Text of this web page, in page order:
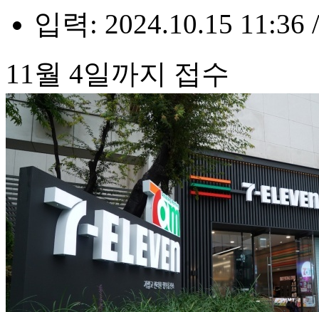
입력: 2024.10.15 11:36
11월 4일까지 접수